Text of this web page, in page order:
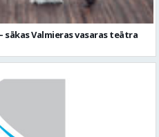
Valmieras vasaras teātra